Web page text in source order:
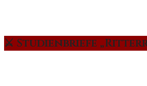
⚔️ Studienbriefe